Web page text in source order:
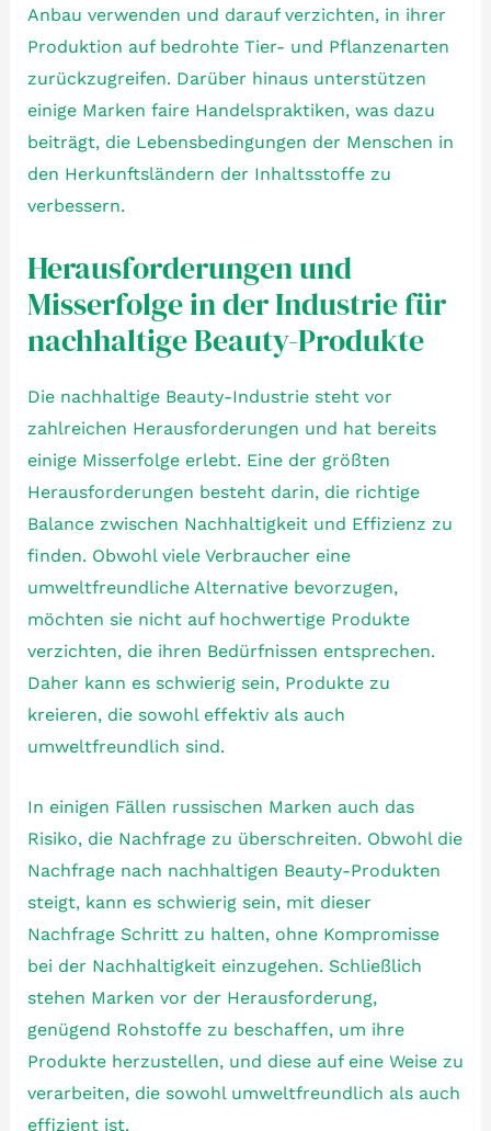
Anbau verwenden und darauf verzichten, in ihrer
Produktion auf bedrohte Tier- und Pflanzenarten
zurückzugreifen. Darüber hinaus unterstützen
einige Marken faire Handelspraktiken, was dazu
beiträgt, die Lebensbedingungen der Menschen in
den Herkunftsländern der Inhaltsstoffe zu
verbessern.
Herausforderungen und
Misserfolge in der Industrie für
nachhaltige Beauty-Produkte
Die nachhaltige Beauty-Industrie steht vor
zahlreichen Herausforderungen und hat bereits
einige Misserfolge erlebt. Eine der größten
Herausforderungen besteht darin, die richtige
Balance zwischen Nachhaltigkeit und Effizienz zu
finden. Obwohl viele Verbraucher eine
umweltfreundliche Alternative bevorzugen,
möchten sie nicht auf hochwertige Produkte
verzichten, die ihren Bedürfnissen entsprechen.
Daher kann es schwierig sein, Produkte zu
kreieren, die sowohl effektiv als auch
umweltfreundlich sind.
In einigen Fällen russischen Marken auch das
Risiko, die Nachfrage zu überschreiten. Obwohl die
Nachfrage nach nachhaltigen Beauty-Produkten
steigt, kann es schwierig sein, mit dieser
Nachfrage Schritt zu halten, ohne Kompromisse
bei der Nachhaltigkeit einzugehen. Schließlich
stehen Marken vor der Herausforderung,
genügend Rohstoffe zu beschaffen, um ihre
Produkte herzustellen, und diese auf eine Weise zu
verarbeiten, die sowohl umweltfreundlich als auch
effizient ist.